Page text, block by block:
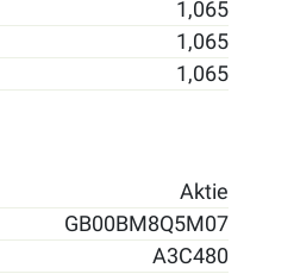
1,065
1,065
1,065
Aktie
GB00BM8Q5M07
A3C480